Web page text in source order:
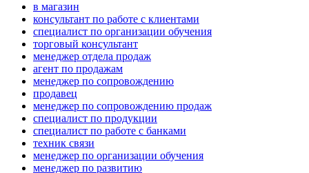
в магазин
консультант по работе с клиентами
специалист по организации обучения
торговый консультант
менеджер отдела продаж
агент по продажам
менеджер по сопровождению
продавец
менеджер по сопровождению продаж
специалист по продукции
специалист по работе с банками
техник связи
менеджер по организации обучения
менеджер по развитию